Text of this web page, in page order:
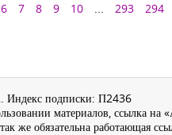
6 7 8 9 10 ... 293 294
Индекс подписки: П2436
материалов, ссылка на
же обязательна работающая